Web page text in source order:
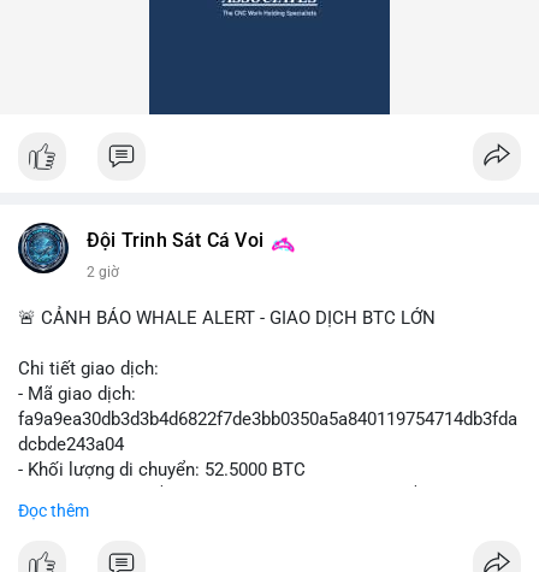
Đội Trinh Sát Cá Voi
2 giờ
🚨 CẢNH BÁO WHALE ALERT - GIAO DỊCH BTC LỚN
Chi tiết giao dịch:
- Mã giao dịch:
fa9a9ea30db3d3b4d6822f7de3bb0350a5a840119754714db3fda
dcbde243a04
- Khối lượng di chuyển: 52.5000 BTC
USD)
Đọc thêm